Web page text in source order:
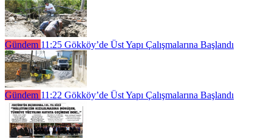
Gündem 11:25 Gökköy’de Üst Yapı Çalışmalarına Başlandı
Gündem 11:22 Gökköy’de Üst Yapı Çalışmalarına Başlandı